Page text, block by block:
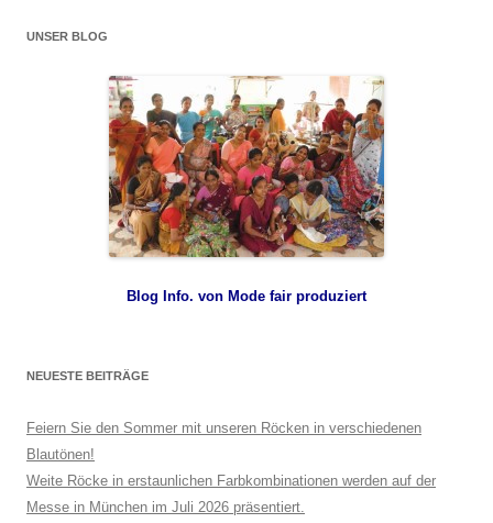
UNSER BLOG
Blog Info. von Mode fair produziert
NEUESTE BEITRÄGE
Feiern Sie den Sommer mit unseren Röcken in verschiedenen
Blautönen!
Weite Röcke in erstaunlichen Farbkombinationen werden auf der
Messe in München im Juli 2026 präsentiert.